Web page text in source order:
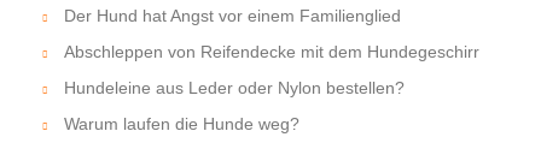
Der Hund hat Angst vor einem Familienglied
Abschleppen von Reifendecke mit dem Hundegeschirr
Hundeleine aus Leder oder Nylon bestellen?
Warum laufen die Hunde weg?